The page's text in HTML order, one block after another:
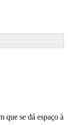
que se dá espaço à